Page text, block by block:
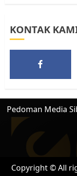
KONTAK
Pedoman Media
Copyright © All